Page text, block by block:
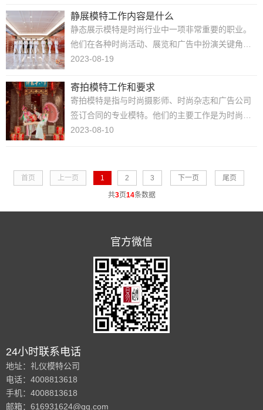
先，拥有良好的外貌和身材是成为平面模特的基
础。保持健康的生活方式，包括均衡的饮食和适度
的运动，可以帮助塑......
静展模特工作内容是什么
静态展示模特是时尚行业中一项非常重要的职业。
他们在各种时尚活动、展览和广告中扮演关键角
色，展示设计师的作品，吸引观众的目光。以下是
装：静态展示模特的首要任务是展示服装。他们需
要穿上设计师的作品，并通过优雅、自信的姿态来
展现服装的风格和......
2023-08-19
寄拍模特工作和要求
寄拍模特是指与时尚摄影师、时尚杂志和广告公司
签订合同的专业模特。他们的主要工作是为时尚摄
影作品、广告和宣传活动拍摄照片。以下是对寄拍
己的外貌、气质和表演能力，为摄影师创造出令人
难以忘怀的形象......
2023-08-10
首页 上一页 1 2 3 下一页 尾页
共3页14条数据
官方微信
24小时联系电话
地址：礼仪模特公司
电话：4008813618
手机：4008813618
邮箱：616931624@qq.com